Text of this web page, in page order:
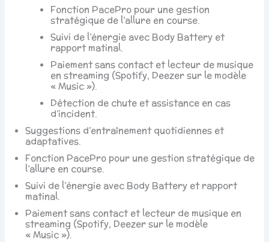
Fonction PacePro pour une gestion
stratégique de l’allure en course.
Suivi de l’énergie avec Body Battery et
rapport matinal.
Paiement sans contact et lecteur de musique
en streaming (Spotify, Deezer sur le modèle
« Music »).
Détection de chute et assistance en cas
d’incident.
Suggestions d’entraînement quotidiennes et
adaptatives.
Fonction PacePro pour une gestion stratégique de
l’allure en course.
Suivi de l’énergie avec Body Battery et rapport
matinal.
Paiement sans contact et lecteur de musique en
streaming (Spotify, Deezer sur le modèle
« Music »).